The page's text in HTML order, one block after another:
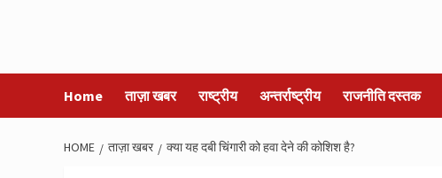
Home ताज़ा खबर राष्ट्रीय अन्तर्राष्ट्रीय राजनीति दस्तक
HOME ताज़ा खबर क्या यह दबी चिंगारी को हवा देने की कोशिश है?